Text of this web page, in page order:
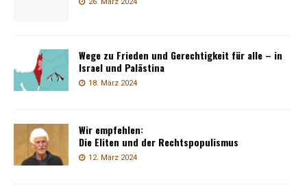
26. März 2024
Wege zu Frieden und Gerechtigkeit für alle – in
Israel und Palästina
18. März 2024
Wir empfehlen:
Die Eliten und der Rechtspopulismus
12. März 2024